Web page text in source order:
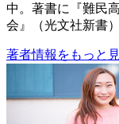
中。著書に『難民
会』（光文社新書）
著者情報をもっと